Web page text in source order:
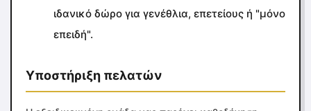
ιδανικό δώρο για γενέθλια, επετείους ή "μόνο
επειδή".
Υποστήριξη πελατών